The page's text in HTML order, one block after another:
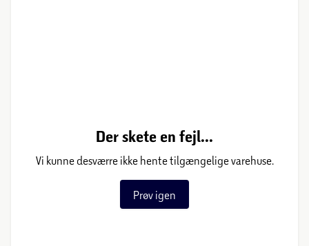
Der skete en fejl...
Vi kunne desværre ikke hente tilgængelige varehuse.
Prøv igen